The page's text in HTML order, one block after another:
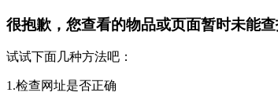
很抱歉，您查看的物品或页面暂时未能查
试试下面几种方法吧：
1.检查网址是否正确